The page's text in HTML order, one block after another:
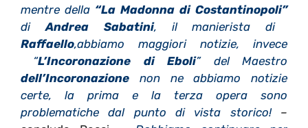
mentre della “La Madonna di Costantinopoli”
diAndrea Sabatini, il manierista di
Raffaello,abbiamo maggiori notizie, invece
“L’Incoronazione di Eboli” del Maestro
dell’Incoronazione non ne abbiamo notizie
certe, la prima e la terza opera sono
problematiche dal punto di vista storico!–